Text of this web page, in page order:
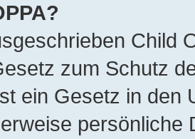
Child
zum Schutz
ein Gesetz in den
persönliche